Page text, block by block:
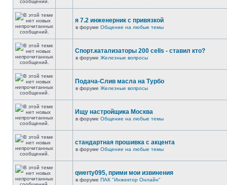
я 7.2 инженерник с привязкой
в форуме Общение на любые темы
Спорт.катализаторы 200 cells - ставил кто?
в форуме Железные вопросы
Подача-Слив масла на Турбо
в форуме Железные вопросы
Ищу настройщика Москва
в форуме Общение на любые темы
стандартная прошивка с акцента
в форуме Общение на любые темы
qwerty095, прими мои извинения
в форуме ПАК "Инжектор Онлайн"